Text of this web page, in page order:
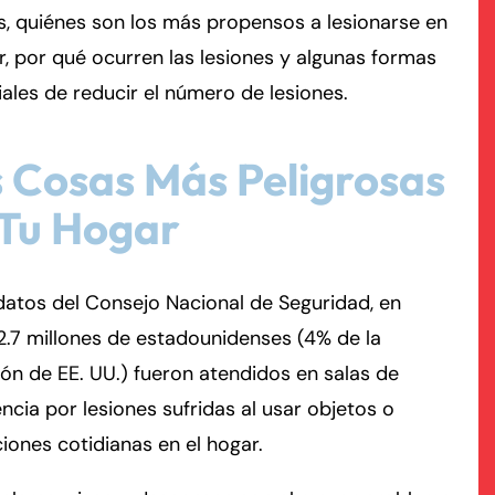
quiénes son los más propensos a lesionarse en
por qué ocurren las lesiones y algunas formas
de reducir el número de lesiones.
Cosas Más Peligrosas
Hogar
del Consejo Nacional de Seguridad, en
millones de estadounidenses (4% de la
de EE. UU.) fueron atendidos en salas de
por lesiones sufridas al usar objetos o
cotidianas en el hogar.
- Hours
8:30 AM – 5:00 PM
8:30 AM – 5:00 PM
Closed
Closed
- Hours
8:30 AM – 5:00 PM
8:30 AM – 5:00 PM
Closed
Closed